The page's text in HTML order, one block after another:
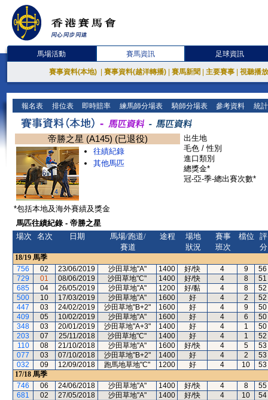
馬場活動 賽馬資訊 足球資訊
賽事資料(本地) 賽事資料(越洋轉播) 賽馬新聞 主要賽事 視聽播
報名表 排位表 即時賠率 練馬師分場表 騎師分場表 參考資料 統
帝勝之星 (A145) (已退役)
往績紀錄
其他馬匹
出生地
毛色 / 性別
進口類別
總獎金*
冠-亞-季-總出賽次數*
*包括本地及海外賽績及獎金
馬匹往績紀錄 - 帝勝之星
場次
名次 日期
馬場/跑道/
賽道
途程
場地
狀況
賽事
班次
檔位
評
分
18/19 馬季
756
02 23/06/2019 沙田草地"A" 1400 好/快 4 9
56
729
01 08/06/2019 沙田草地"C" 1400 好/快 4 8
51
685
04 26/05/2019 沙田草地"A" 1200 好/黏 4 8
52
500
10 17/03/2019 沙田草地"A" 1600 好 4 2
52
447
03 24/02/2019 沙田草地"B+2" 1600 好 4 9
50
409
05 10/02/2019 沙田草地"A" 1600 好 4 6
50
348
03 20/01/2019 沙田草地"A+3" 1400 好 4 1
50
203
07 25/11/2018 沙田草地"C" 1400 好 4 1
52
110
08 21/10/2018 沙田草地"A" 1600 好/快 4 5
53
077
03 07/10/2018 沙田草地"B+2" 1400 好 4 2
53
032
09 12/09/2018 跑馬地草地"C" 1200 好 4 10
53
17/18 馬季
746
06 24/06/2018 沙田草地"A" 1400 好/快 4 8
55
681
02 27/05/2018 沙田草地"A" 1400 好/快 4 10
54